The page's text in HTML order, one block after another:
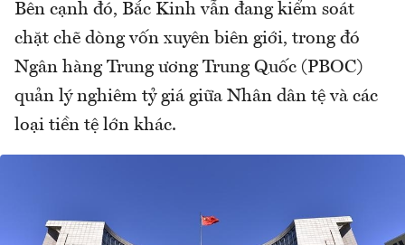
Bên cạnh đó, Bắc Kinh vẫn đang kiểm soát
chặt chẽ dòng vốn xuyên biên giới, trong đó
Ngân hàng Trung ương Trung Quốc (PBOC)
quản lý nghiêm tỷ giá giữa Nhân dân tệ và các
loại tiền tệ lớn khác.